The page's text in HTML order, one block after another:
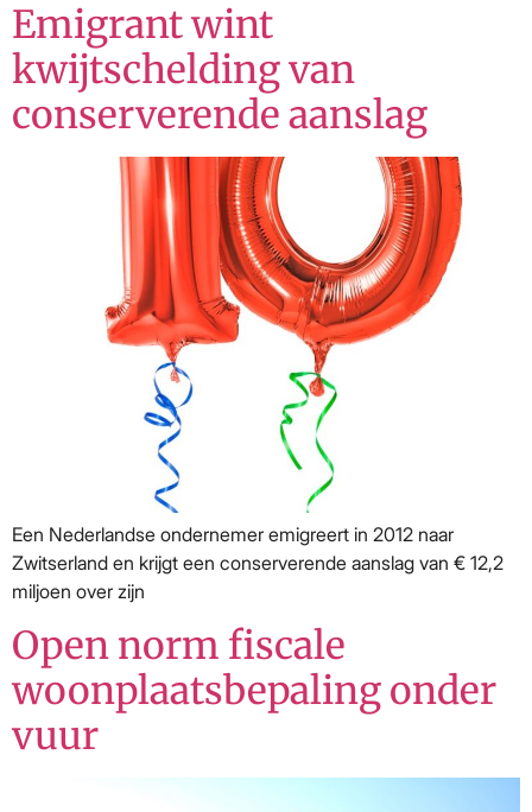
Emigrant wint
kwijtschelding van
conserverende aanslag
Een Nederlandse ondernemer emigreert in 2012 naar
Zwitserland en krijgt een conserverende aanslag van € 12,2
miljoen over zijn
Open norm fiscale
woonplaatsbepaling onder
vuur